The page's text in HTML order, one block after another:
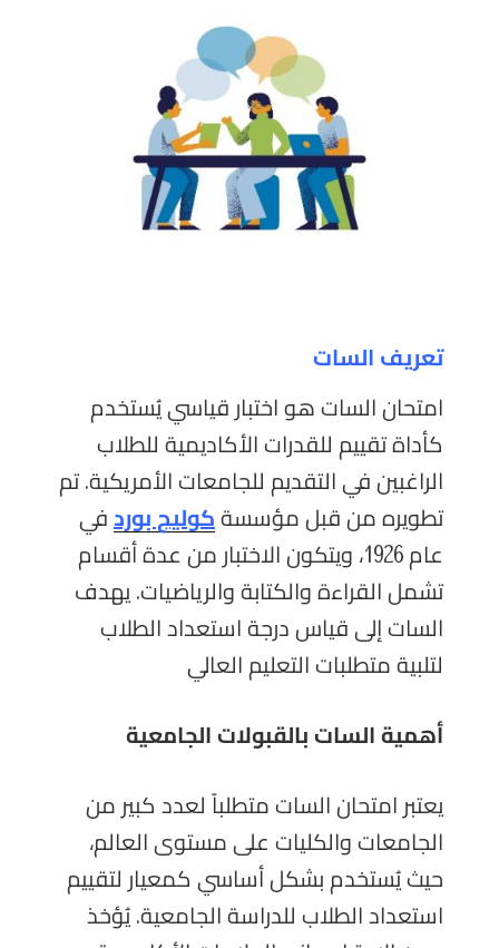
تعريف السات
امتحان السات هو اختبار قياسي يُستخدم
كأداة تقييم للقدرات الأكاديمية للطلاب
الراغبين في التقديم للجامعات الأمريكية. تم
تطويره من قبل مؤسسة كوليج بورد في
عام 1926، ويتكون الاختبار من عدة أقسام
تشمل القراءة والكتابة والرياضيات. يهدف
السات إلى قياس درجة استعداد الطلاب
لتلبية متطلبات التعليم العالي
أهمية السات بالقبولات الجامعية
يعتبر امتحان السات متطلباً لعدد كبير من
الجامعات والكليات على مستوى العالم،
حيث يُستخدم بشكل أساسي كمعيار لتقييم
استعداد الطلاب للدراسة الجامعية. يُؤخذ